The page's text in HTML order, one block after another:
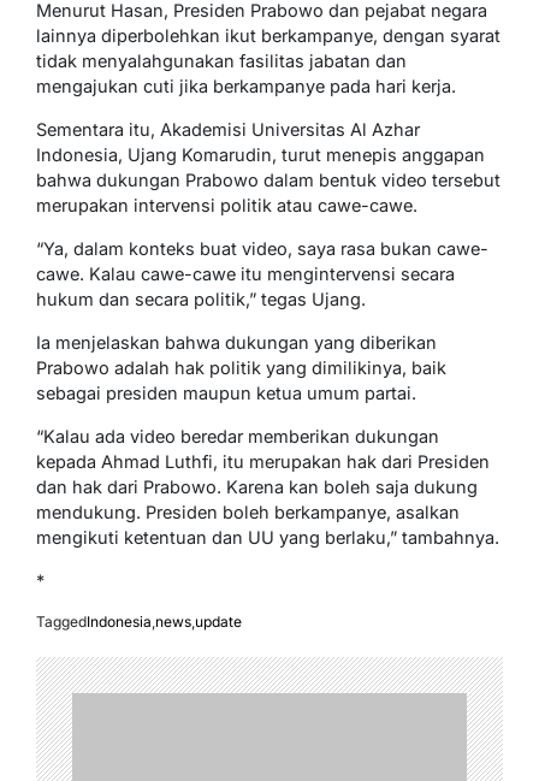
Menurut Hasan, Presiden Prabowo dan pejabat negara
lainnya diperbolehkan ikut berkampanye, dengan syarat
tidak menyalahgunakan fasilitas jabatan dan
mengajukan cuti jika berkampanye pada hari kerja.
Sementara itu, Akademisi Universitas Al Azhar
Indonesia, Ujang Komarudin, turut menepis anggapan
bahwa dukungan Prabowo dalam bentuk video tersebut
merupakan intervensi politik atau cawe-cawe.
“Ya, dalam konteks buat video, saya rasa bukan cawe-
cawe. Kalau cawe-cawe itu mengintervensi secara
hukum dan secara politik,” tegas Ujang.
Ia menjelaskan bahwa dukungan yang diberikan
Prabowo adalah hak politik yang dimilikinya, baik
sebagai presiden maupun ketua umum partai.
“Kalau ada video beredar memberikan dukungan
kepada Ahmad Luthfi, itu merupakan hak dari Presiden
dan hak dari Prabowo. Karena kan boleh saja dukung
mendukung. Presiden boleh berkampanye, asalkan
mengikuti ketentuan dan UU yang berlaku,” tambahnya.
*
TaggedIndonesia,news,update